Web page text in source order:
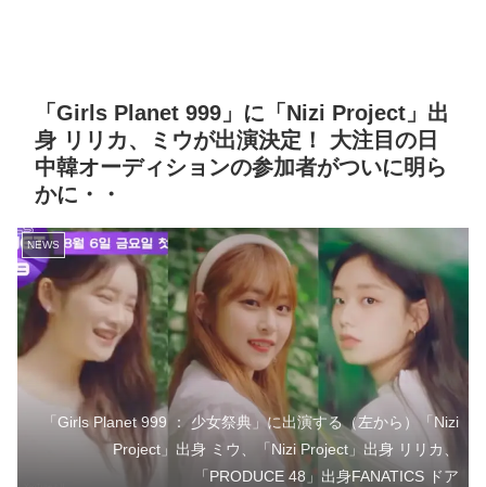
「Girls Planet 999」に「Nizi Project」出
身 リリカ、ミウが出演決定！ 大注目の日
中韓オーディションの参加者がついに明ら
かに・・
NEWS
「Girls Planet 999 ： 少女祭典」に出演する（左から）「Nizi
Project」出身 ミウ、「Nizi Project」出身 リリカ、
「PRODUCE 48」出身FANATICS ドア